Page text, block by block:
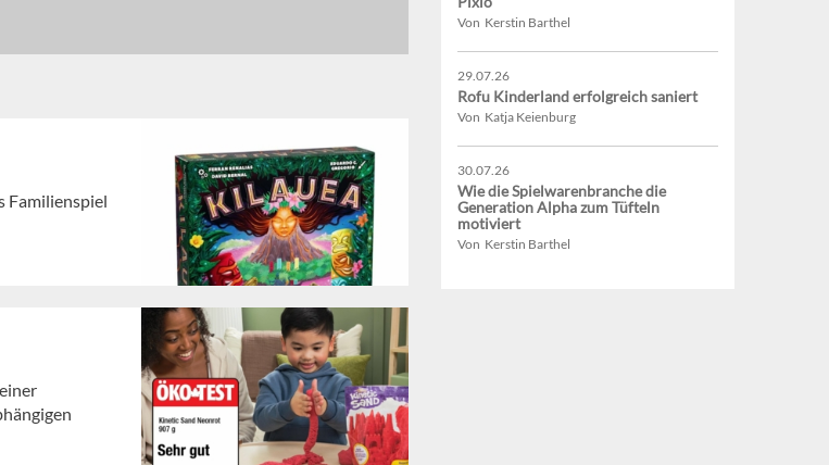
Familienspiel
Von Kerstin Barthel
29.07.26
Rofu Kinderland erfolgreich saniert
Von Katja Keienburg
30.07.26
Wie die Spielwarenbranche die
Generation Alpha zum Tüfteln
motiviert
Von Kerstin Barthel